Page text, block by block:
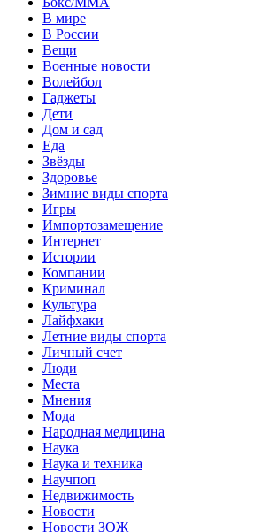
В мире
В России
Вещи
Военные новости
Волейбол
Гаджеты
Дети
Дом и сад
Еда
Звёзды
Здоровье
Зимние виды спорта
Игры
Импортозамещение
Интернет
Истории
Компании
Криминал
Культура
Лайфхаки
Летние виды спорта
Личный счет
Люди
Места
Мнения
Мода
Народная медицина
Наука
Наука и техника
Научпоп
Недвижимость
Новости
Новости ЗОЖ